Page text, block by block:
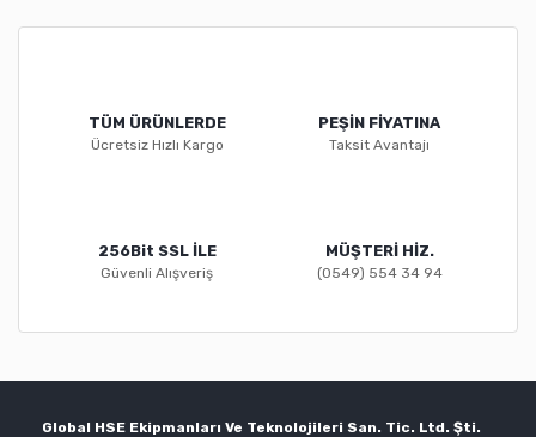
TÜM ÜRÜNLERDE
Ücretsiz Hızlı Kargo
PEŞİN FİYATINA
Taksit Avantajı
256Bit SSL İLE
Güvenli Alışveriş
MÜŞTERİ HİZ.
(0549) 554 34 94
Global HSE Ekipmanları Ve Teknolojileri San. Tic. Ltd. Şti.